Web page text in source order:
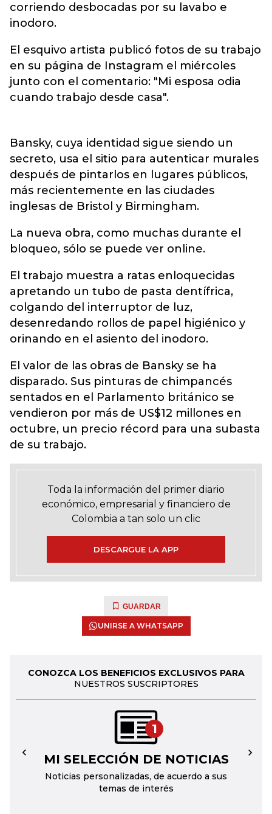
corriendo desbocadas por su lavabo e
inodoro.
El esquivo artista publicó fotos de su trabajo
en su página de Instagram el miércoles
junto con el comentario: "Mi esposa odia
cuando trabajo desde casa".
Bansky, cuya identidad sigue siendo un
secreto, usa el sitio para autenticar murales
después de pintarlos en lugares públicos,
más recientemente en las ciudades
inglesas de Bristol y Birmingham.
La nueva obra, como muchas durante el
bloqueo, sólo se puede ver online.
El trabajo muestra a ratas enloquecidas
apretando un tubo de pasta dentífrica,
colgando del interruptor de luz,
desenredando rollos de papel higiénico y
orinando en el asiento del inodoro.
El valor de las obras de Bansky se ha
disparado. Sus pinturas de chimpancés
sentados en el Parlamento británico se
vendieron por más de US$12 millones en
octubre, un precio récord para una subasta
de su trabajo.
Toda la información del primer diario
económico, empresarial y financiero de
Colombia a tan solo un clic
DESCARGUE LA APP
GUARDAR
UNIRSE A WHATSAPP
CONOZCA LOS BENEFICIOS EXCLUSIVOS PARA
NUESTROS SUSCRIPTORES
1
MI SELECCIÓN DE NOTICIAS
Noticias personalizadas, de acuerdo a sus
temas de interés
← →